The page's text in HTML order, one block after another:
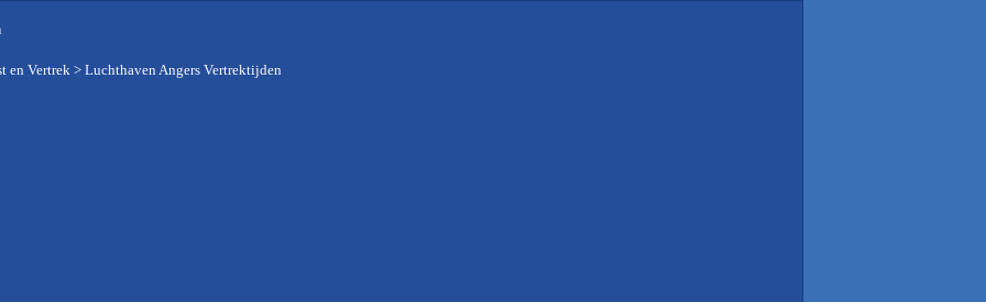
en Vertrek > Luchthaven Angers Vertrektijden